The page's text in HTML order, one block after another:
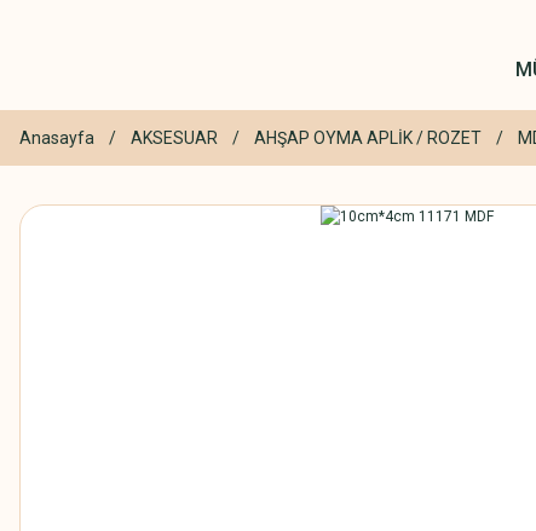
Anasayfa AKSESUAR AHŞAP OYMA APLİK / ROZET